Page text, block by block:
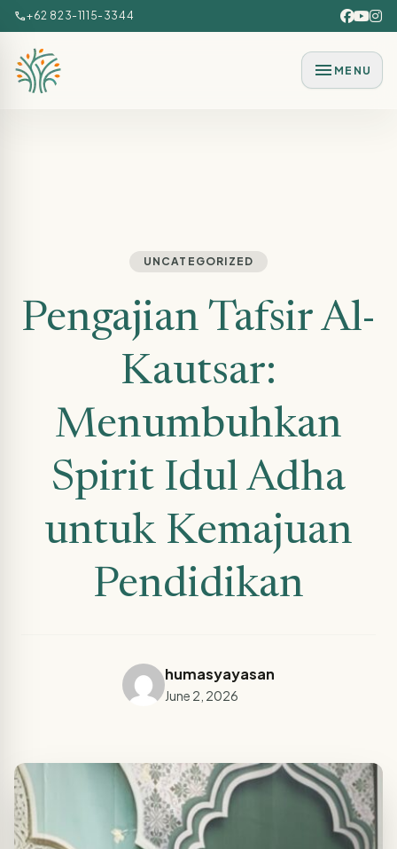
Lewati ke konten utama
call+62 823-1115-3344
menu MENU
UNCATEGORIZED
Pengajian Tafsir Al-
Kautsar:
Menumbuhkan
Spirit Idul Adha
untuk Kemajuan
Pendidikan
humasyayasan
June 2, 2026